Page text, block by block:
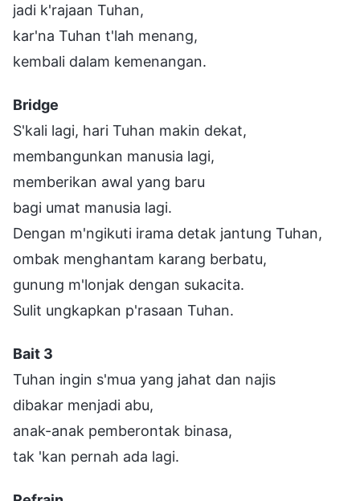
jadi k'rajaan Tuhan,
kar'na Tuhan t'lah menang,
kembali dalam kemenangan.
Bridge
S'kali lagi, hari Tuhan makin dekat,
membangunkan manusia lagi,
memberikan awal yang baru
bagi umat manusia lagi.
Dengan m'ngikuti irama detak jantung Tuhan,
ombak menghantam karang berbatu,
gunung m'lonjak dengan sukacita.
Sulit ungkapkan p'rasaan Tuhan.
Bait 3
Tuhan ingin s'mua yang jahat dan najis
dibakar menjadi abu,
anak-anak pemberontak binasa,
tak 'kan pernah ada lagi.